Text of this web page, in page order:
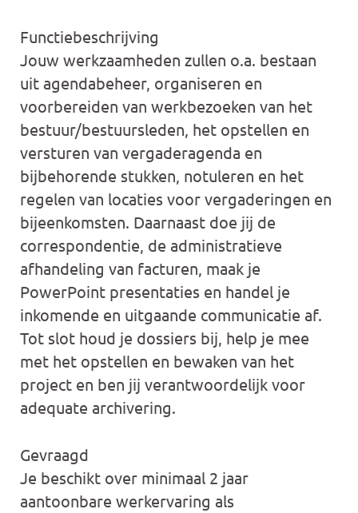
Functiebeschrijving
Jouw werkzaamheden zullen o.a. bestaan
uit agendabeheer, organiseren en
voorbereiden van werkbezoeken van het
bestuur/bestuursleden, het opstellen en
versturen van vergaderagenda en
bijbehorende stukken, notuleren en het
regelen van locaties voor vergaderingen en
bijeenkomsten. Daarnaast doe jij de
correspondentie, de administratieve
afhandeling van facturen, maak je
PowerPoint presentaties en handel je
inkomende en uitgaande communicatie af.
Tot slot houd je dossiers bij, help je mee
met het opstellen en bewaken van het
project en ben jij verantwoordelijk voor
adequate archivering.
Gevraagd
Je beschikt over minimaal 2 jaar
aantoonbare werkervaring als